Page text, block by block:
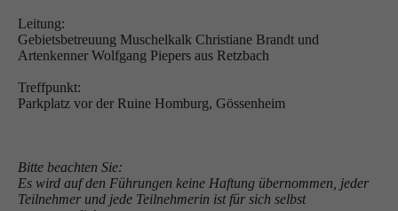
Leitung:
Gebietsbetreuung Muschelkalk Christiane Brandt und
Artenkenner Wolfgang Piepers aus Retzbach
Treffpunkt:
Parkplatz vor der Ruine Homburg, Gössenheim
Bitte beachten Sie:
Es wird auf den Führungen keine Haftung übernommen, jeder
Teilnehmer und jede Teilnehmerin ist für sich selbst